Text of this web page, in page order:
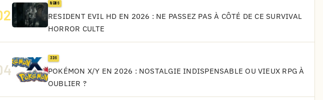
NEWS
RESIDENT EVIL HD EN 2026 : NE PASSEZ PAS À CÔTÉ DE CE SURVIVAL
HORROR CULTE
3DS
POKÉMON X/Y EN 2026 : NOSTALGIE INDISPENSABLE OU VIEUX RPG À
OUBLIER ?